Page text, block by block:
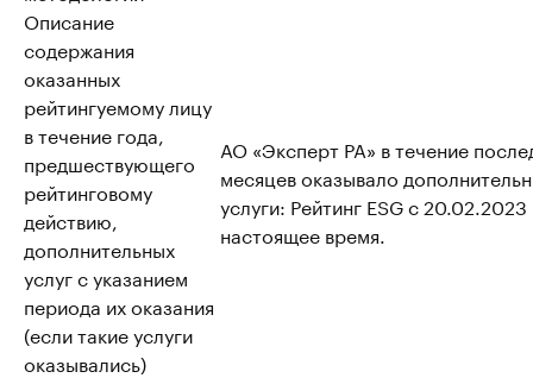
Описание
содержания
оказанных
рейтингуемому лицу
в течение года,
предшествующего
рейтинговому
действию,
дополнительных
услуг с указанием
периода их оказания
(если такие услуги
оказывались)
АО «Эксперт РА» в течение
месяцев оказывало
услуги: Рейтинг ESG с
настоящее время.